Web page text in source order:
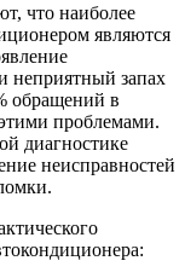
что наиболее
являются
неприятный запах
обращений в
проблемами.
диагностике
неисправностей